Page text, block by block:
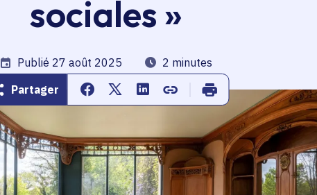
sociales »
Partager Partager sur Facebook
Partager sur Twitter
Partager sur Linkedin
Copier dans le presse-papier
Imprimer
Date de publication
Publié 27 août 2025 Temps de lecture
2 minutes